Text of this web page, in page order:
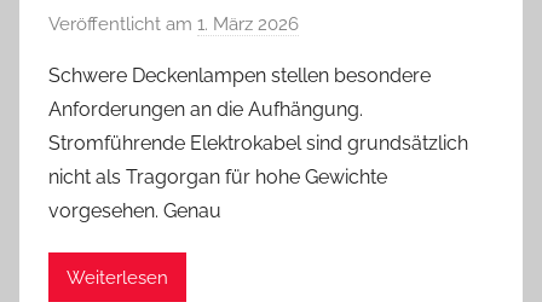
Veröffentlicht am 1. März 2026
n
A
n
d
Schwere Deckenlampen stellen besondere
Anforderungen an die Aufhängung.
Stromführende Elektrokabel sind grundsätzlich
nicht als Tragorgan für hohe Gewichte
vorgesehen. Genau
Weiterlesen